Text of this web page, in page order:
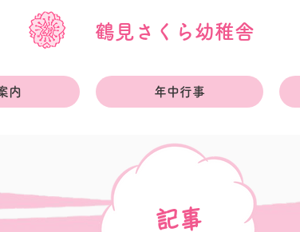
鶴見さくら幼稚舎
内 年中行事
記事